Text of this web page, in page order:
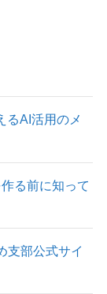
るAI活用のメ
る前に知って
支部公式サイ